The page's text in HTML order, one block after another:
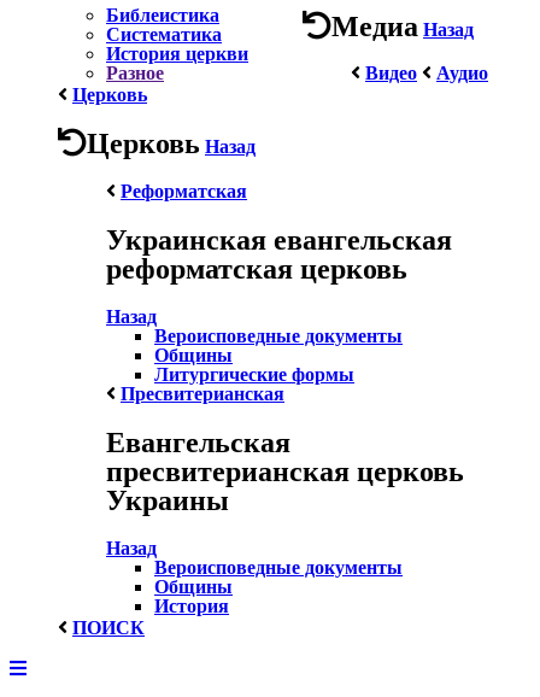
Библеистика
Систематика
История церкви
Разное
Медиа Назад
Видео
Аудио
Церковь
Церковь Назад
Реформатская
Украинская евангельская
реформатская церковь
Назад
Вероисповедные документы
Общины
Литургические формы
Пресвитерианская
Евангельская
пресвитерианская церковь
Украины
Назад
Вероисповедные документы
Общины
История
ПОИСК